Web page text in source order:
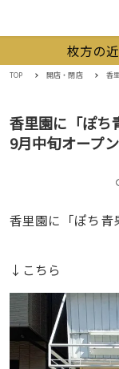
枚方の
TOP 開店・閉店 香
香里園に「ぽち
9月中旬オープン
香里園に「ぽち青
↓こちら